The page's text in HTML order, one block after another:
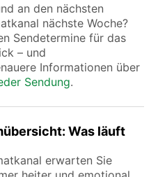
an den nächsten
nächste Woche?
Sendetermine für das
– und
Informationen über
Sendung.
Was läuft
erwarten Sie